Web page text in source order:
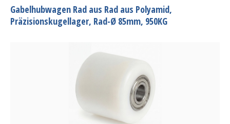
Gabelhubwagen Rad aus Rad aus Polyamid,
Präzisionskugellager, Rad-Ø 85mm, 950KG